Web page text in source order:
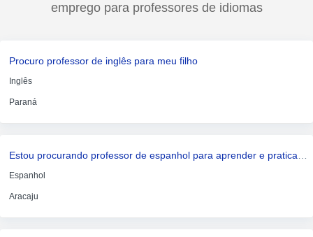
emprego para professores de idiomas
Procuro professor de inglês para meu filho
Inglês
Paraná
Espanhol
Aracaju